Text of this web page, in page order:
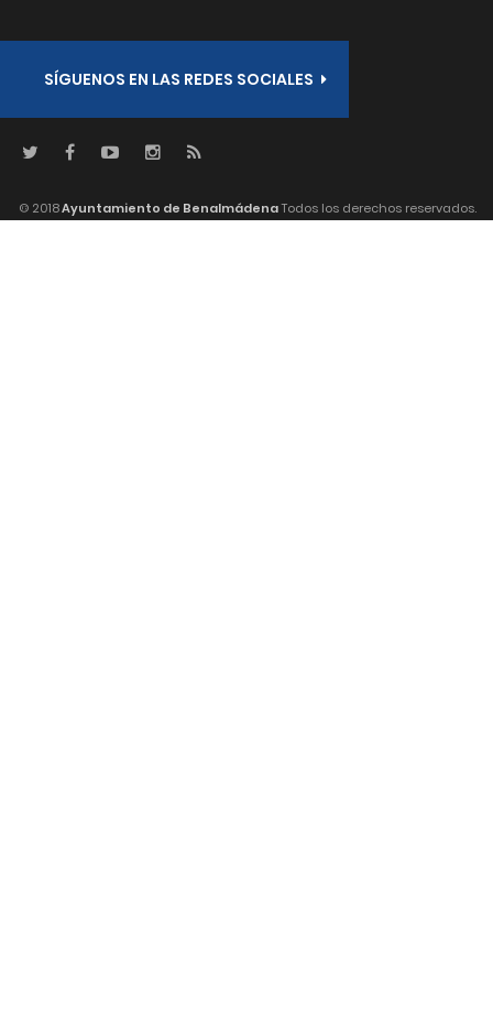
SÍGUENOS EN LAS REDES SOCIALES
© 2018Ayuntamiento de BenalmádenaTodos los derechos reservados.